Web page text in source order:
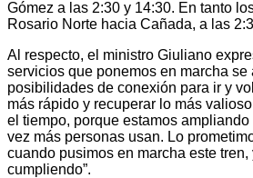
Gómez a las 2:30 y 14:30. En tanto
Rosario Norte hacia Cañada, a las
Al respecto, el ministro Giuliano
servicios que ponemos en marcha se
posibilidades de conexión para ir y
más rápido y recuperar lo más
el tiempo, porque estamos
vez más personas usan. Lo
cuando pusimos en marcha este tren,
cumpliendo”.